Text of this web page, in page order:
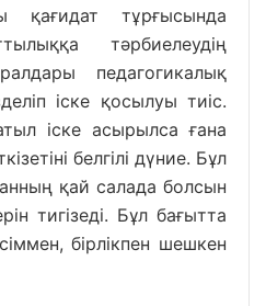
тұрғысында
тәрбиелеудің
педагогикалық
іске қосылуы тиіс.
іске асырылса ғана
белгілі дүние. Бұл
қай салада болсын
тигізеді. Бұл бағытта
бірлікпен шешкен